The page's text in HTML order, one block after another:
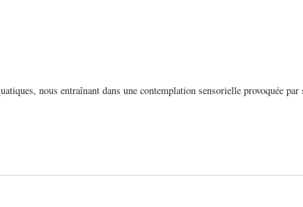
nous entraînant dans une contemplation sensorielle provoquée par